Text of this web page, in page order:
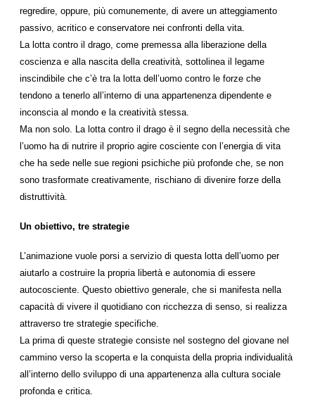
regredire, oppure, più comunemente, di avere un atteggiamento
passivo, acritico e conservatore nei confronti della vita.
La lotta contro il drago, come premessa alla liberazione della
coscienza e alla nascita della creatività, sottolinea il legame
inscindibile che c’è tra la lotta dell’uomo contro le forze che
tendono a tenerlo all’interno di una appartenenza dipendente e
inconscia al mondo e la creatività stessa.
Ma non solo. La lotta contro il drago è il segno della necessità che
l’uomo ha di nutrire il proprio agire cosciente con l’energia di vita
che ha sede nelle sue regioni psichiche più profonde che, se non
sono trasformate creativamente, rischiano di divenire forze della
distruttività.
Un obiettivo, tre strategie
L’animazione vuole porsi a servizio di questa lotta dell’uomo per
aiutarlo a costruire la propria libertà e autonomia di essere
autocosciente. Questo obiettivo generale, che si manifesta nella
capacità di vivere il quotidiano con ricchezza di senso, si realizza
attraverso tre strategie specifiche.
La prima di queste strategie consiste nel sostegno del giovane nel
cammino verso la scoperta e la conquista della propria individualità
all’interno dello sviluppo di una appartenenza alla cultura sociale
profonda e critica.